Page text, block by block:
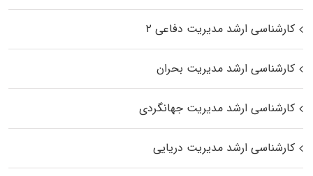
کارشناسی ارشد مدیریت دفاعی ۲
کارشناسی ارشد مدیریت بحران
کارشناسی ارشد مدیریت جهانگردی
کارشناسی ارشد مدیریت دریایی